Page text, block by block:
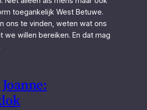
toegankelijk West Betuwe.
ons te vinden, weten wat ons
we willen bereiken. En dat mag